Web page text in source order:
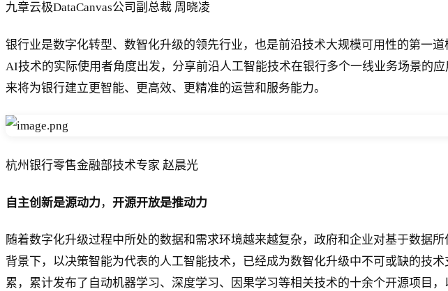
九章云极DataCanvas公司副总裁 周晓凌
银行业是数字化转型、数智化升级的领先行业，也是前沿技术大规模可用性的第一
AI技术的实际使用者角度出发，分享前沿人工智能技术在银行多个一线业务场景的
来将为银行建立更智能、更高效、更精准的运营和服务能力。
杭州银行零售金融部技术专家 赵晨光
自主创新是源动力 ， 开源开放是推动力
随着数字化升级过程中所处的数据和需求环境越来越复杂，政府和企业对基于数据
背景下，以决策智能为代表的人工智能技术，已经成为数智化升级中不可或缺的技
累，累计发布了自动机器学习、深度学习、因果学习等相关技术的十余个开源项目